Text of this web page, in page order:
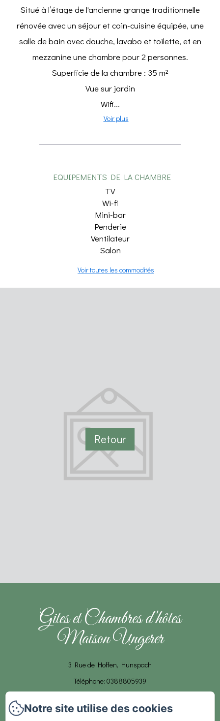
Situé à l’étage de l'ancienne grange traditionnelle
rénovée avec un séjour et coin-cuisine équipée, une
salle de bain avec douche, lavabo et toilette, et en
mezzanine une chambre pour 2 personnes.
Superficie de la chambre : 35 m²
Vue sur jardin
Wifi...
Voir plus
EQUIPEMENTS DE LA CHAMBRE
TV
Wi-fi
Mini-bar
Penderie
Ventilateur
Salon
Voir toutes les commodités
Retour
Gites et Chambres d'hôtes
Maison Ungerer
3 Rue de Hoffen, Hunspach
Téléphone: 0388805939
Notre site utilise des cookies